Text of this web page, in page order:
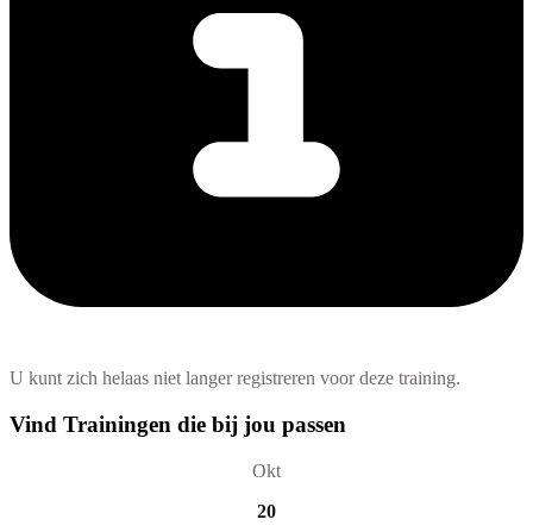
U kunt zich helaas niet langer registreren voor deze training.
Vind Trainingen die bij jou passen
Okt
20